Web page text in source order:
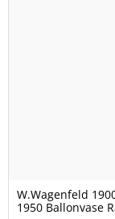
W.Wagenfeld
1950 Ballonvase